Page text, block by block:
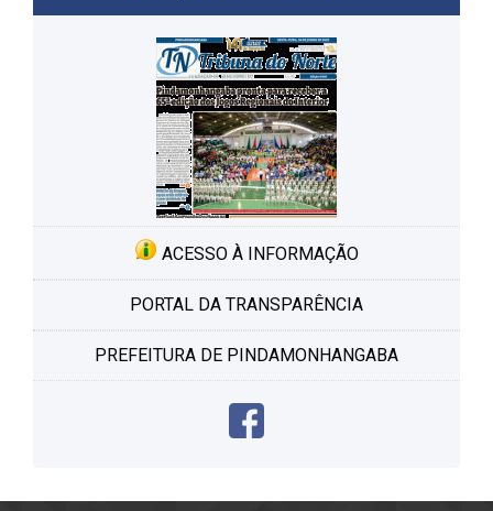
ACESSO À INFORMAÇÃO
PORTAL DA TRANSPARÊNCIA
PREFEITURA DE PINDAMONHANGABA